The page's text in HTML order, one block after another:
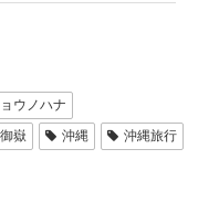
ウノハナ
嶽 沖縄
沖縄旅行